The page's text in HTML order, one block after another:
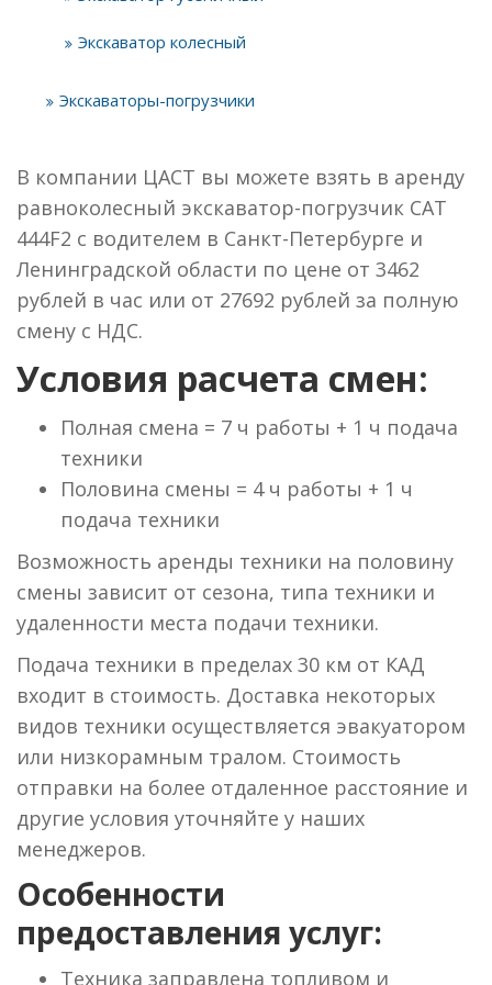
Экскаватор колесный
Экскаваторы-погрузчики
В компании ЦАСТ вы можете взять в аренду
равноколесный экскаватор-погрузчик САТ
444F2 с водителем в Санкт-Петербурге и
Ленинградской области по цене от 3462
рублей в час или от 27692 рублей за полную
смену с НДС.
Условия расчета смен:
Полная смена = 7 ч работы + 1 ч подача
техники
Половина смены = 4 ч работы + 1 ч
подача техники
Возможность аренды техники на половину
смены зависит от сезона, типа техники и
удаленности места подачи техники.
Подача техники в пределах 30 км от КАД
входит в стоимость. Доставка некоторых
видов техники осуществляется эвакуатором
или низкорамным тралом. Стоимость
отправки на более отдаленное расстояние и
другие условия уточняйте у наших
менеджеров.
Особенности
предоставления услуг:
Техника заправлена топливом и